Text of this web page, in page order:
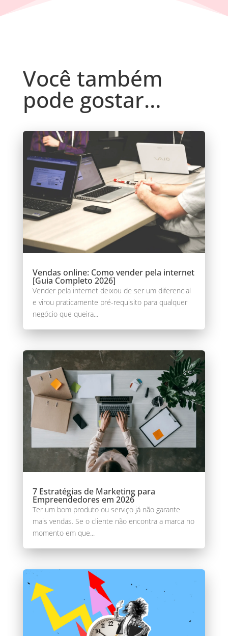
Você também
pode gostar…
Vendas online: Como vender pela internet
[Guia Completo 2026]
Vender pela internet deixou de ser um diferencial
e virou praticamente pré-requisito para qualquer
negócio que queira...
7 Estratégias de Marketing para
Empreendedores em 2026
Ter um bom produto ou serviço já não garante
mais vendas. Se o cliente não encontra a marca no
momento em que...